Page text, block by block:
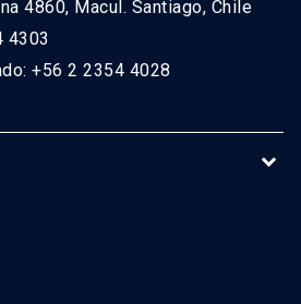
4860, Macul. Santiago, Chile
4303
+56 2 2354 4028